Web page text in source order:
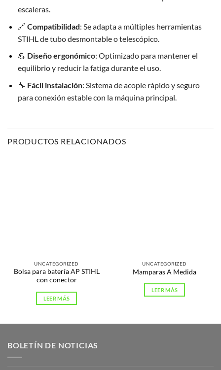
escaleras.
🔗 Compatibilidad: Se adapta a múltiples herramientas
STIHL de tubo desmontable o telescópico.
💪 Diseño ergonómico: Optimizado para mantener el
equilibrio y reducir la fatiga durante el uso.
🔧 Fácil instalación: Sistema de acople rápido y seguro
para conexión estable con la máquina principal.
PRODUCTOS RELACIONADOS
UNCATEGORIZED
Bolsa para batería AP STIHL
con conector
LEER MÁS
UNCATEGORIZED
Mamparas A Medida
LEER MÁS
BOLETÍN DE NOTICIAS